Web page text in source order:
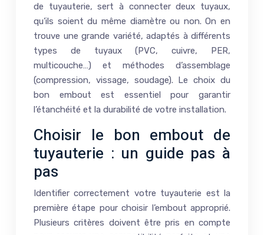
de tuyauterie, sert à connecter deux tuyaux,
qu’ils soient du même diamètre ou non. On en
trouve une grande variété, adaptés à différents
types de tuyaux (PVC, cuivre, PER,
multicouche…) et méthodes d’assemblage
(compression, vissage, soudage). Le choix du
bon embout est essentiel pour garantir
l’étanchéité et la durabilité de votre installation.
Choisir le bon embout de
tuyauterie : un guide pas à
pas
Identifier correctement votre tuyauterie est la
première étape pour choisir l’embout approprié.
Plusieurs critères doivent être pris en compte